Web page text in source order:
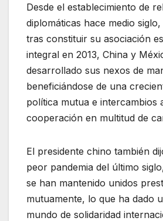
Desde el establecimiento de
diplomáticas hace medio
tras constituir su asociación
integral en 2013, China y
desarrollado sus nexos de
beneficiándose de una
política mutua e intercambios
cooperación en multitud de
El presidente chino también
peor pandemia del último
se han mantenido unidos
mutuamente, lo que ha dado
mundo de solidaridad